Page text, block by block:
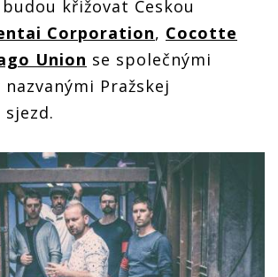
křižovat Českou
Corporation, Cocotte
Union se společnými
Pražskej